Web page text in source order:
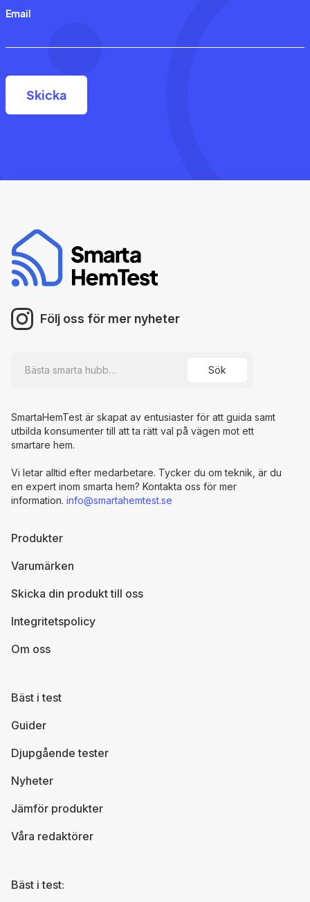
Email
Bäst i test
Guider
Djupgående tester
Nyheter
Jämför produkter
Våra redaktörer
Produkter
Varumärken
Skicka din produkt till oss
Integritetspolicy
Om oss
Följ oss för mer nyheter
SmartaHemTest är skapat av entusiaster för att guida samt
utbilda konsumenter till att ta rätt val på vägen mot ett
smartare hem.
Vi letar alltid efter medarbetare. Tycker du om teknik, är du
en expert inom smarta hem? Kontakta oss för mer
information. info@smartahemtest.se
Bäst i test: